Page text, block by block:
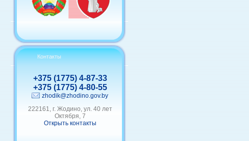
Контакты
+375 (1775) 4-87-33
+375 (1775) 4-80-55
zhodik@zhodino.gov.by
222161, г. Жодино, ул. 40 лет
Октября, 7
Открыть контакты